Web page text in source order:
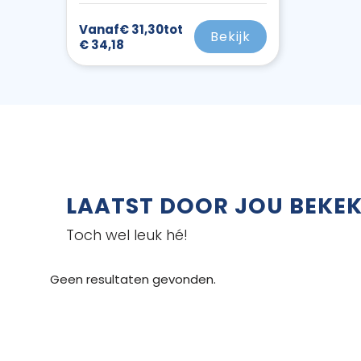
Vanaf€ 31,30tot
€ 34,18
Bekijk
LAATST DOOR JOU
Toch wel leuk hé!
Geen resultaten gevonden.